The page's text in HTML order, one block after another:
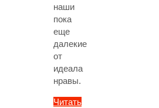
наши
пока
еще
далекие
от
идеала
нравы.
Читать